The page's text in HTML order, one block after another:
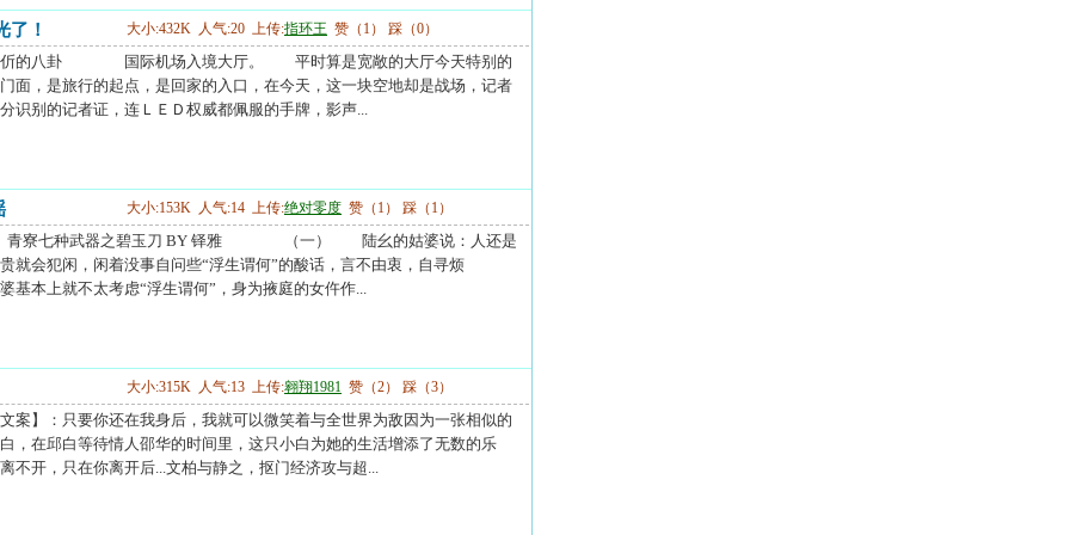
了！ 大小:432K 人气:20 上传:指环王 赞（1） 踩（0）
伒的八卦 国际机场入境大厅。 平时算是宽敞的大厅今天特别的
面，是旅行的起点，是回家的入口，在今天，这一块空地却是战场，记者
识别的记者证，连ＬＥＤ权威都佩服的手牌，影声...
大小:153K 人气:14 上传:绝对零度 赞（1） 踩（1）
寮七种武器之碧玉刀 BY 铎雅 （一） 陆幺的姑婆说：人还是
就会犯闲，闲着没事自问些“浮生谓何”的酸话，言不由衷，自寻烦
就不太考虑“浮生谓何”，身为掖庭的女仵作...
大小:315K 人气:13 上传:翱翔1981 赞（2） 踩（3）
案】：只要你还在我身后，我就可以微笑着与全世界为敌因为一张相似的
，在邱白等待情人邵华的时间里，这只小白为她的生活增添了无数的乐
不开，只在你离开后...文柏与静之，抠门经济攻与超...